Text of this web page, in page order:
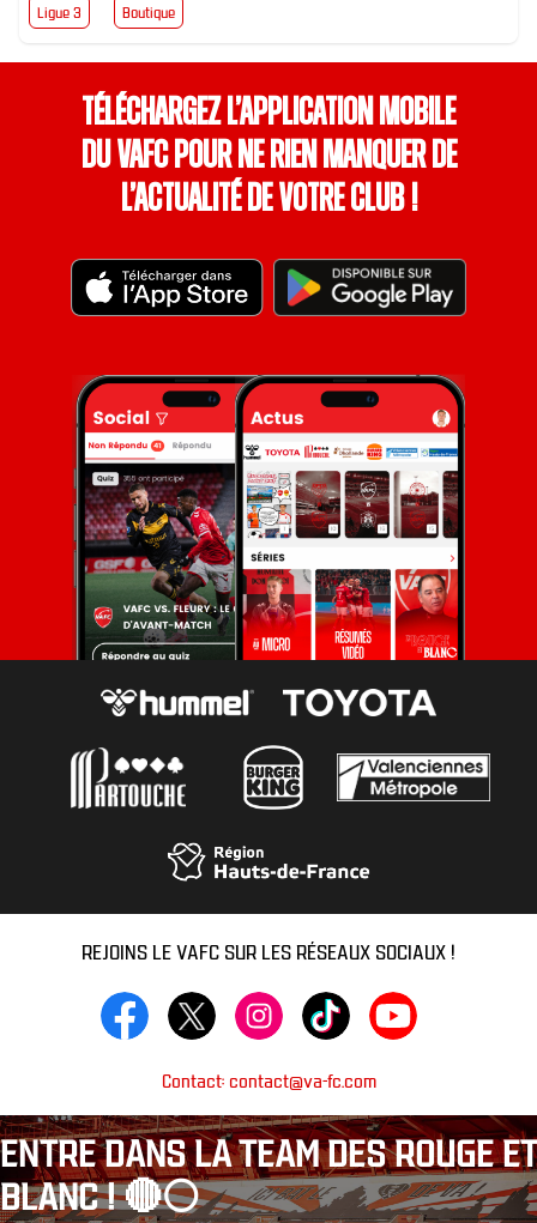
Ligue 3 Boutique
Téléchargez l’application mobile
du VAFC pour ne rien manquer de
l’actualité de votre club !
REJOINS LE VAFC SUR LES RÉSEAUX SOCIAUX !
Contact: contact@va-fc.com
ENTRE DANS LA TEAM DES ROUGE ET
BLANC ! 🔴⚪️